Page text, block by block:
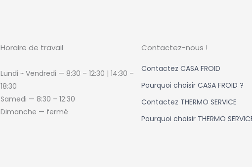
Horaire de travail
Lundi ~ Vendredi — 8:30 – 12:30 | 14:30 –
18:30
Samedi — 8:30 – 12:30
Dimanche — fermé
Contactez-nous !
Contactez CASA FROID
Pourquoi choisir CASA FROID ?
Contactez THERMO SERVICE
Pourquoi choisir THERMO